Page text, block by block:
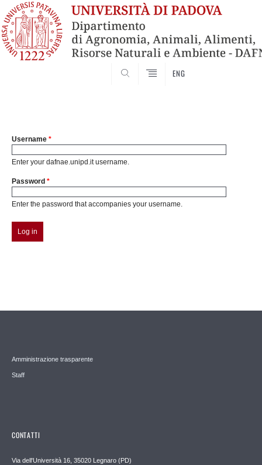
ENG
Username *
Enter your dafnae.unipd.it username.
Password *
Enter the password that accompanies your username.
Amministrazione trasparente
Staff
CONTATTI
Via dell'Università 16, 35020 Legnaro (PD)